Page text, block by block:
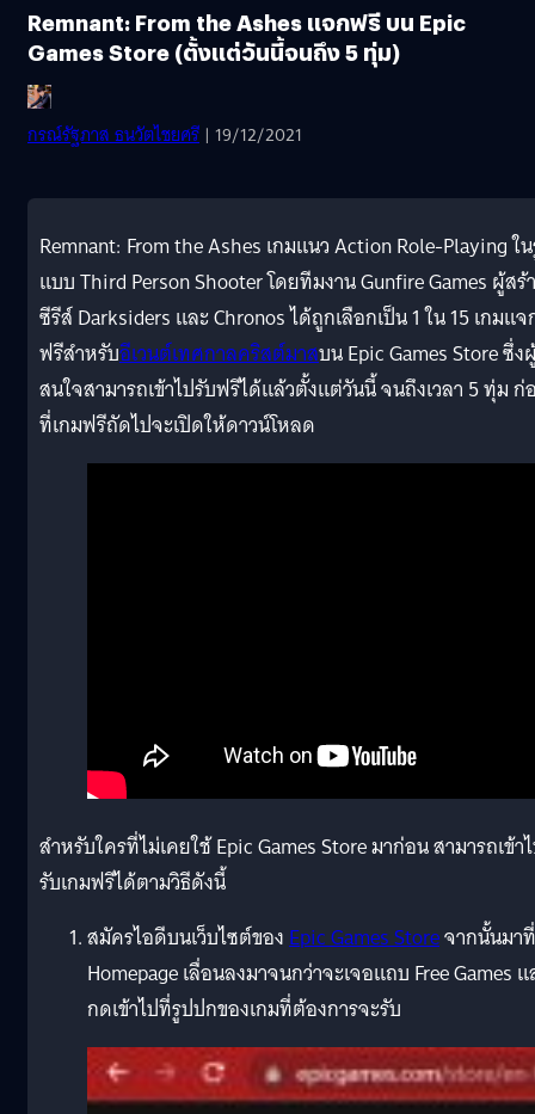
Remnant: From the Ashes แจกฟรี บน Epic
Games Store (ตั้งแต่วันนี้จนถึง 5 ทุ่ม)
กรณ์รัฐภาส ธนวัตไชยศรี | 19/12/2021
Remnant: From the Ashes เกมแนว Action Role-Playing ใ
แบบ Third Person Shooter โดยทีมงาน Gunfire Games ผู้สร้
ซีรีส์ Darksiders และ Chronos ได้ถูกเลือกเป็น 1 ใน 15 เกมแ
ฟรีสำหรับอีเวนต์เทศกาลคริสต์มาสบน Epic Games Store ซึ่
สนใจสามารถเข้าไปรับฟรีได้แล้วตั้งแต่วันนี้ จนถึงเวลา 5 ทุ่ม ก่
ที่เกมฟรีถัดไปจะเปิดให้ดาวน์โหลด
สำหรับใครที่ไม่เคยใช้ Epic Games Store มาก่อน สามารถเข้า
รับเกมฟรีได้ตามวิธีดังนี้
สมัครไอดีบนเว็บไซต์ของEpic Games Storeจากนั้นมาที่
Homepage เลื่อนลงมาจนกว่าจะเจอแถบ Free Games
กดเข้าไปที่รูปปกของเกมที่ต้องการจะรับ